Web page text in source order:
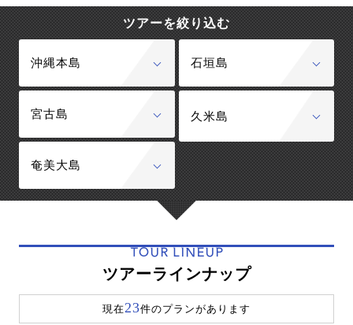
ツアーを絞り込む
沖縄本島 石垣島
宮古島 久米島
奄美大島
TOUR LINEUP
ツアーラインナップ
現在23件のプランがあります